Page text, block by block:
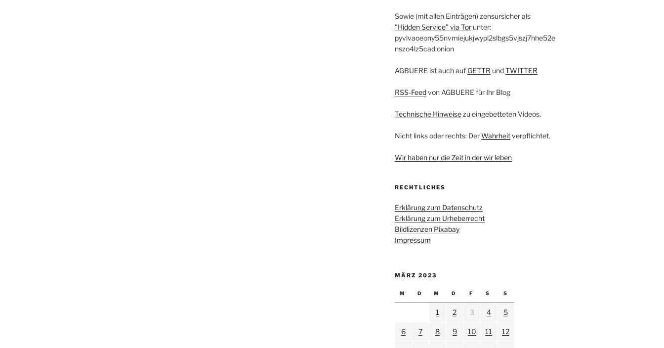
Sowie (mit allen Einträgen) zensursicher als
"Hidden Service" via Torunter:
pyvlvaoeony55nvmiejukjwypl2slbgs5vjszj7hhe52e
nszo4lz5cad.onion
AGBUERE ist auch auf GETTR undTWITTER
RSS-Feedvon AGBUERE für Ihr Blog
Technische Hinweisezu eingebetteten Videos.
Nicht links oder rechts: DerWahrheitverpflichtet.
Wir haben nur die Zeit in der wir leben
RECHTLICHES
Erklärung zum Datenschutz
Erklärung zum Urheberrecht
Bildlizenzen Pixabay
Impressum
MÄRZ 2023
M D M D F S S
1 2 3 4 5
6 7 8 9 10 11 12